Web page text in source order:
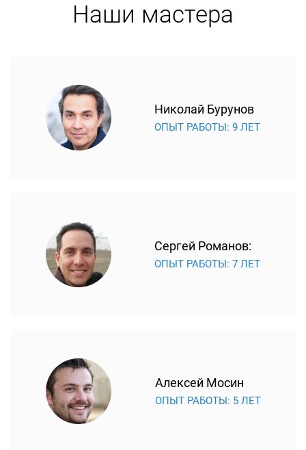
Наши мастера
Николай Бурунов
ОПЫТ РАБОТЫ: 9 ЛЕТ
Сергей Романов:
ОПЫТ РАБОТЫ: 7 ЛЕТ
Алексей Мосин
ОПЫТ РАБОТЫ: 5 ЛЕТ